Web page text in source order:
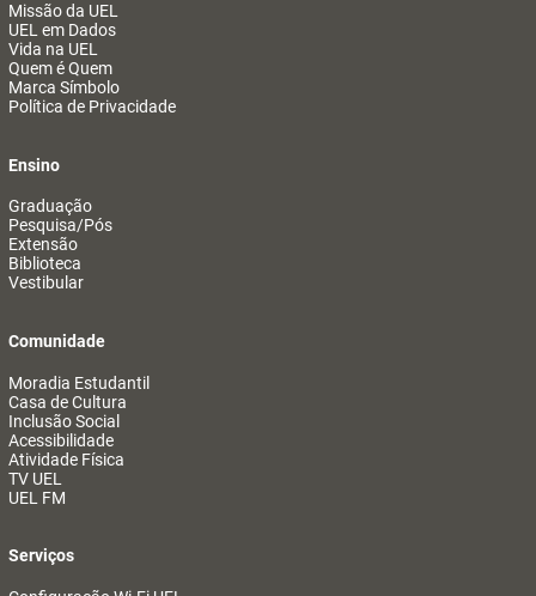
Missão da UEL
UEL em Dados
Vida na UEL
Quem é Quem
Marca Símbolo
Política de Privacidade
Ensino
Graduação
Pesquisa/Pós
Extensão
Biblioteca
Vestibular
Comunidade
Moradia Estudantil
Casa de Cultura
Inclusão Social
Acessibilidade
Atividade Física
TV UEL
UEL FM
Serviços